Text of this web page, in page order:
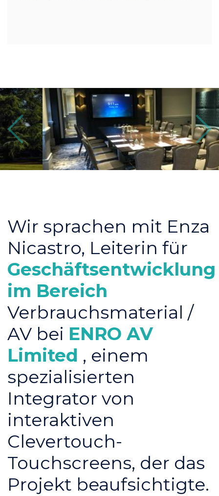
Previous Next
Wir sprachen mit Enza
Nicastro, Leiterin für
Geschäftsentwicklung
im Bereich
Verbrauchsmaterial /
AV bei ENRO AV
Limited , einem
spezialisierten
Integrator von
interaktiven
Clevertouch-
Touchscreens, der das
Projekt beaufsichtigte.